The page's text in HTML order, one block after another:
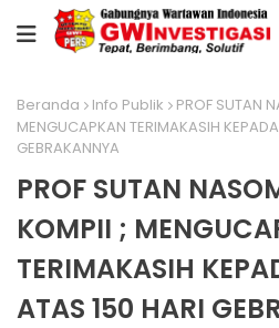
Beranda Info Publik
PROF SUTAN
MENGUCAPKAN TERIMAKASIH
GEBRAKANNYA
PROF SUTAN
KOMPII ;
TERIMAKASIH
ATAS 150 HARI